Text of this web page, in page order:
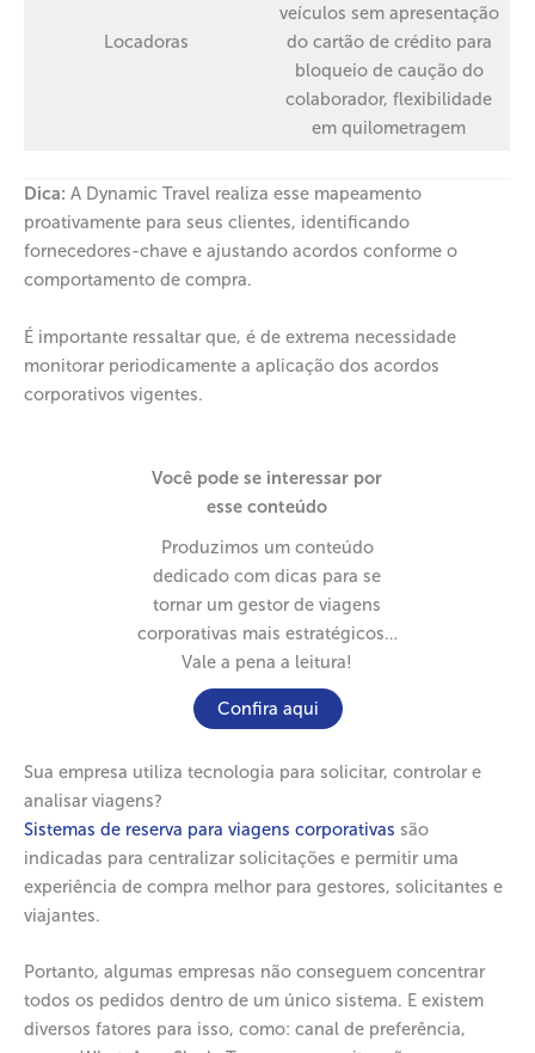
Locadoras
veículos sem apresentação
do cartão de crédito para
bloqueio de caução do
colaborador, flexibilidade
em quilometragem
Dica: A Dynamic Travel realiza esse mapeamento
proativamente para seus clientes, identificando
fornecedores-chave e ajustando acordos conforme o
comportamento de compra.
É importante ressaltar que, é de extrema necessidade
monitorar periodicamente a aplicação dos acordos
corporativos vigentes.
Você pode se interessar por
esse conteúdo
Produzimos um conteúdo
dedicado com dicas para se
tornar um gestor de viagens
corporativas mais estratégicos…
Vale a pena a leitura!
Confira aqui
Sua empresa utiliza tecnologia para solicitar, controlar e
analisar viagens?
Sistemas de reserva para viagens corporativas são
indicadas para centralizar solicitações e permitir uma
experiência de compra melhor para gestores, solicitantes e
viajantes.
Portanto, algumas empresas não conseguem concentrar
todos os pedidos dentro de um único sistema. E existem
diversos fatores para isso, como: canal de preferência,